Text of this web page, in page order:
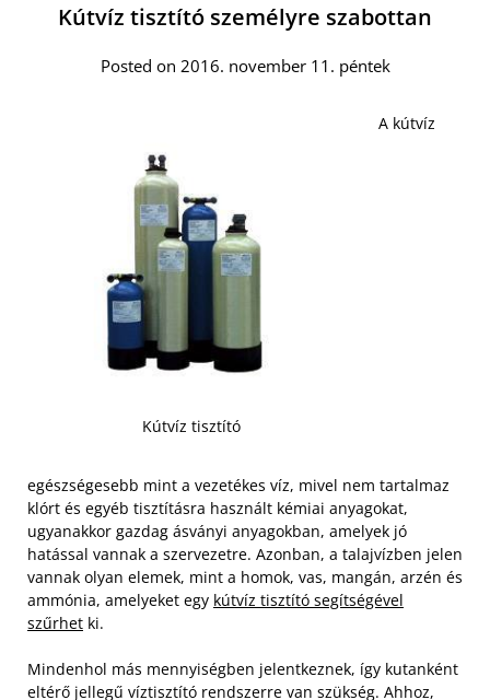
Kútvíz tisztító személyre szabottan
Posted on 2016. november 11. péntek
Kútvíz tisztító
A kútvíz
egészségesebb mint a vezetékes víz, mivel nem tartalmaz
klórt és egyéb tisztításra használt kémiai anyagokat,
ugyanakkor gazdag ásványi anyagokban, amelyek jó
hatással vannak a szervezetre. Azonban, a talajvízben jelen
vannak olyan elemek, mint a homok, vas, mangán, arzén és
ammónia, amelyeket egy kútvíz tisztító segítségével
szűrhet ki.
Mindenhol más mennyiségben jelentkeznek, így kutanként
eltérő jellegű víztisztító rendszerre van szükség. Ahhoz,